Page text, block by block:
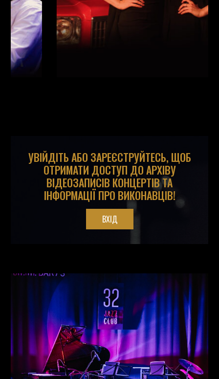
УВІЙДІТЬ АБО ЗАРЕЄСТРУЙТЕСЬ, ЩОБ
ОТРИМАТИ ДОСТУП ДО АРХІВУ
ВІДЕОЗАПИСІВ КОНЦЕРТІВ ТА
ІНФОРМАЦІЇ ПРО ВИКОНАВЦІВ!
ВХІД